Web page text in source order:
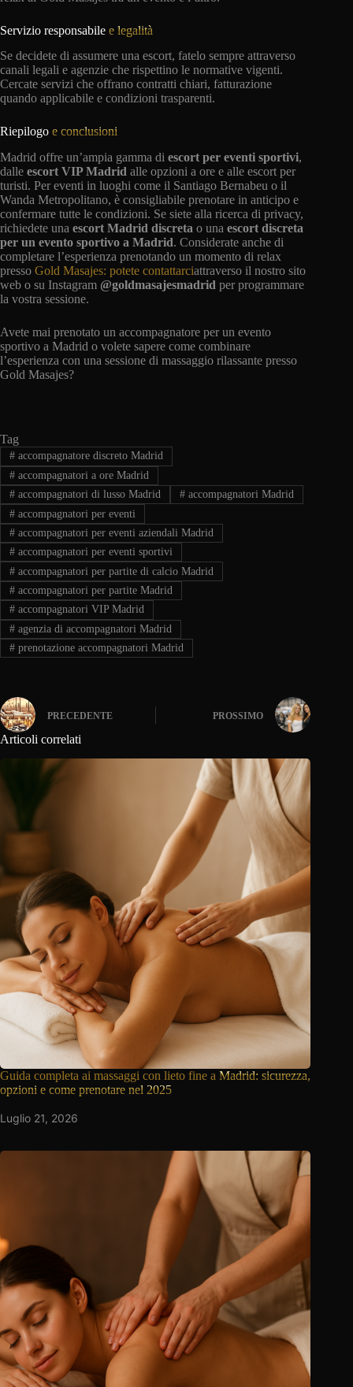
Servizio responsabile e legalità
Se decidete di assumere una escort, fatelo sempre attraverso
canali legali e agenzie che rispettino le normative vigenti.
Cercate servizi che offrano contratti chiari, fatturazione
quando applicabile e condizioni trasparenti.
Riepilogo e conclusioni
Madrid offre un’ampia gamma di escort per eventi sportivi,
dalle escort VIP Madrid alle opzioni a ore e alle escort per
turisti. Per eventi in luoghi come il Santiago Bernabeu o il
Wanda Metropolitano, è consigliabile prenotare in anticipo e
confermare tutte le condizioni. Se siete alla ricerca di privacy,
richiedete una escort Madrid discreta o una escort discreta
per un evento sportivo a Madrid. Considerate anche di
completare l’esperienza prenotando un momento di relax
presso Gold Masajes: potete contattarciattraverso il nostro sito
web o su Instagram @goldmasajesmadrid per programmare
la vostra sessione.
Avete mai prenotato un accompagnatore per un evento
sportivo a Madrid o volete sapere come combinare
l’esperienza con una sessione di massaggio rilassante presso
Gold Masajes?
Tag
#accompagnatore discreto Madrid
#accompagnatori a ore Madrid
#accompagnatori di lusso Madrid #accompagnatori Madrid
#accompagnatori per eventi
#accompagnatori per eventi aziendali Madrid
#accompagnatori per eventi sportivi
#accompagnatori per partite di calcio Madrid
#accompagnatori per partite Madrid
#accompagnatori VIP Madrid
#agenzia di accompagnatori Madrid
#prenotazione accompagnatori Madrid
PRECEDENTE PROSSIMO
Articoli correlati
Guida completa ai massaggi con lieto fine a Madrid: sicurezza,
opzioni e come prenotare nel 2025
Luglio 21, 2026